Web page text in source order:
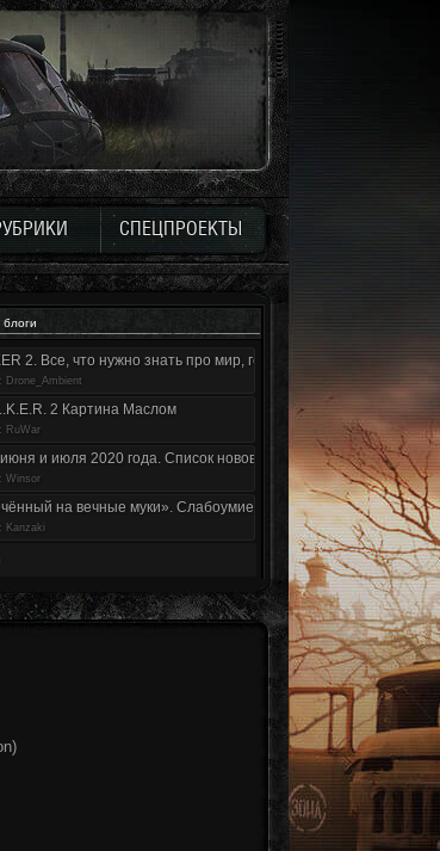
СПЕЦПРОЕКТЫ
2. Все, что нужно знать про мир, геймплей и сюжет | Разбор
Drone_Ambient
2 Картина Маслом
RuWar
и июля 2020 года. Список нововведений
Winsor
на вечные муки». Слабоумие и отвага
Kanzaki